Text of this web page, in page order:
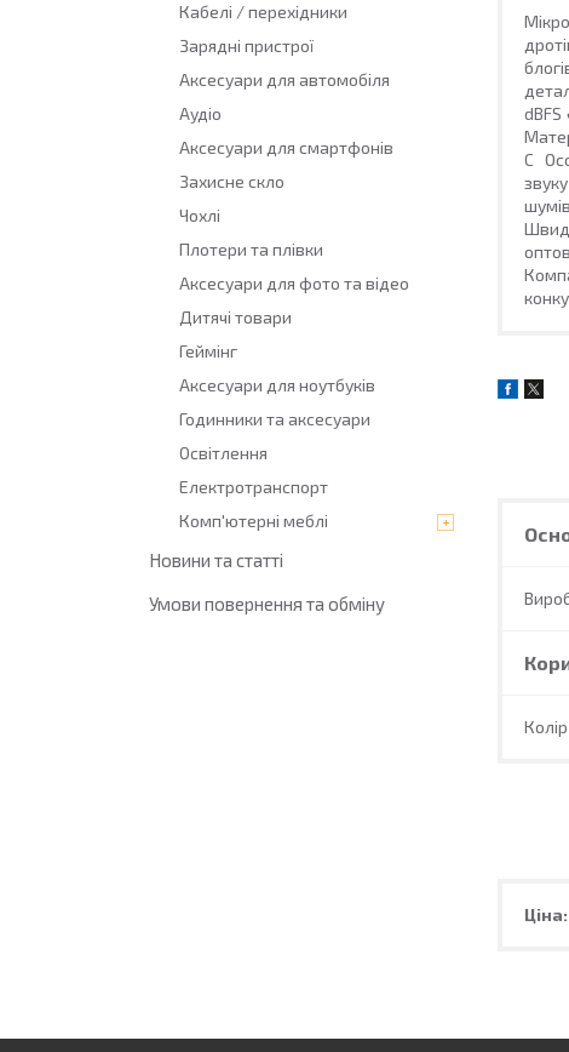
C
Колір
Ціна:
Кабелі / перехідники
Зарядні пристрої
Аксесуари для автомобіля
Аудіо
Аксесуари для смартфонів
Захисне скло
Чохлі
Плотери та плівки
Аксесуари для фото та відео
Дитячі товари
Геймінг
Аксесуари для ноутбуків
Годинники та аксесуари
Освітлення
Електротранспорт
Комп'ютерні меблі
Новини та статті
Умови повернення та обміну